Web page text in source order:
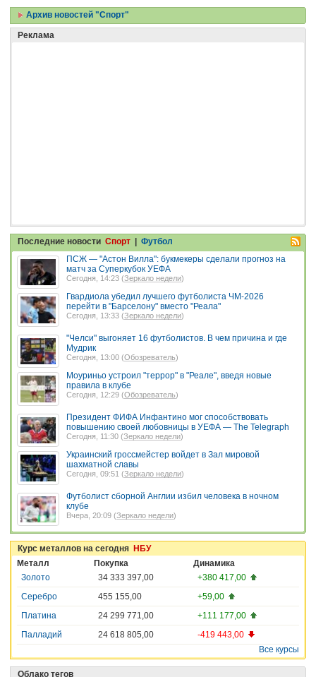
Архив новостей "Спорт"
Реклама
Последние новости Спорт | Футбол
ПСЖ — "Астон Вилла": букмекеры сделали прогноз на
матч за Суперкубок УЕФА
Сегодня, 14:23 (Зеркало недели)
Гвардиола убедил лучшего футболиста ЧМ-2026
перейти в "Барселону" вместо "Реала"
Сегодня, 13:33 (Зеркало недели)
"Челси" выгоняет 16 футболистов. В чем причина и где
Мудрик
Сегодня, 13:00 (Обозреватель)
Моуриньо устроил "террор" в "Реале", введя новые
правила в клубе
Сегодня, 12:29 (Обозреватель)
Президент ФИФА Инфантино мог способствовать
повышению своей любовницы в УЕФА — The Telegraph
Сегодня, 11:30 (Зеркало недели)
Украинский гроссмейстер войдет в Зал мировой
шахматной славы
Сегодня, 09:51 (Зеркало недели)
Футболист сборной Англии избил человека в ночном
клубе
Вчера, 20:09 (Зеркало недели)
Курс металлов на сегодня НБУ
Металл
Покупка
Динамика
Золото
34 333 397,00
+380 417,00
Серебро
455 155,00
+59,00
Платина
24 299 771,00
+111 177,00
Палладий
24 618 805,00
-419 443,00
Все курсы
Облако тегов